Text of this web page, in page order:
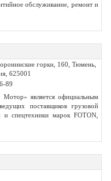
обслуживание, ремонт и
горки, 160, Тюмень,
625001
89
является официальным
поставщиков грузовой
и спецтехники марок FOTON,